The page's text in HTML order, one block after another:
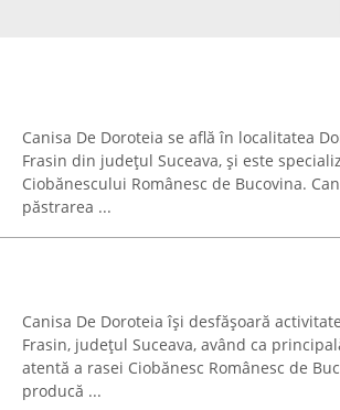
Canisa De Doroteia se află în localitatea
Frasin din județul Suceava, și este
Ciobănescului Românesc de Bucovina.
păstrarea ...
Canisa De Doroteia își desfășoară
Frasin, județul Suceava, având ca
atentă a rasei Ciobănesc Românesc de
producă ...